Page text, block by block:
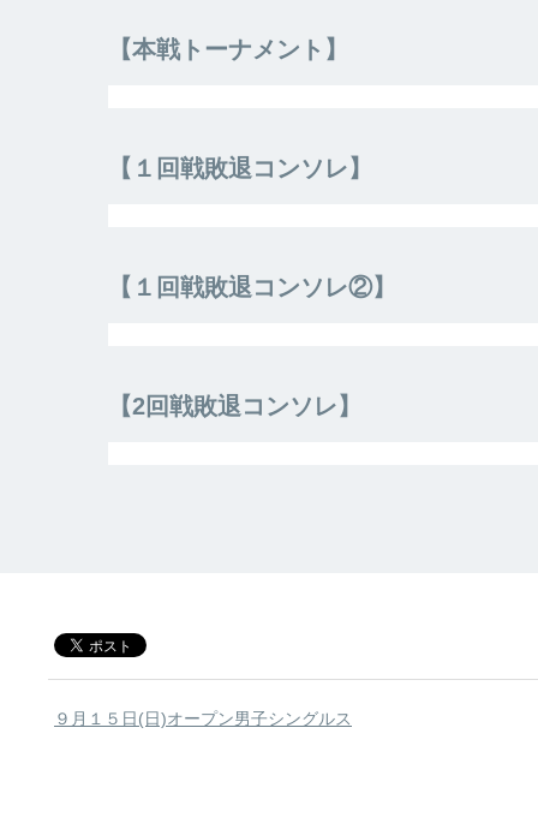
【本戦トーナメント】
【１回戦敗退コンソレ】
【１回戦敗退コンソレ②】
【2回戦敗退コンソレ】
９月１５日(日)オープン男子シングルス